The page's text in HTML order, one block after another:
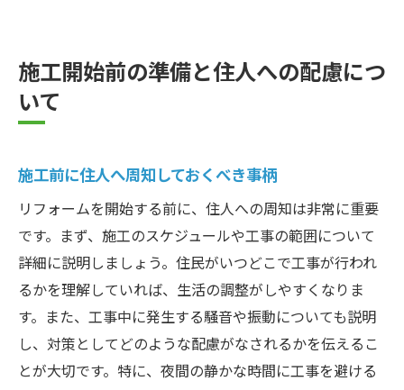
施工開始前の準備と住人への配慮につ
いて
施工前に住人へ周知しておくべき事柄
リフォームを開始する前に、住人への周知は非常に重要
です。まず、施工のスケジュールや工事の範囲について
詳細に説明しましょう。住民がいつどこで工事が行われ
るかを理解していれば、生活の調整がしやすくなりま
す。また、工事中に発生する騒音や振動についても説明
し、対策としてどのような配慮がなされるかを伝えるこ
とが大切です。特に、夜間の静かな時間に工事を避ける